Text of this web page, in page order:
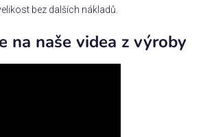
bez dalších nákladů.
na naše videa z výroby